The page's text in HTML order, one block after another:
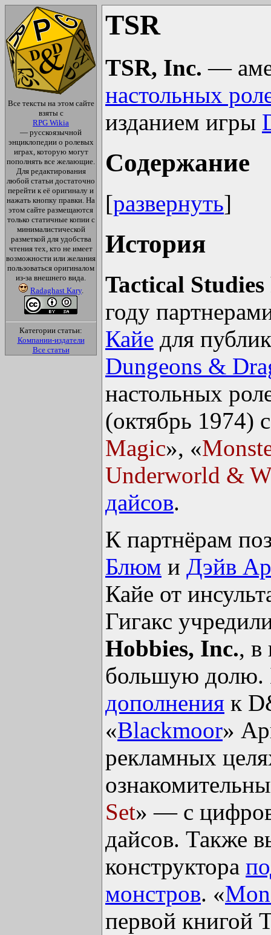
Все тексты на этом сайте
взяты с
RPG Wikia
— русскоязычной
энциклопедии о ролевых
играх, которую могут
пополнять все желающие.
Для редактирования
любой статьи достаточно
перейти к её оригиналу и
нажать кнопку правки. На
этом сайте размещаются
только статичные копии с
минималистической
разметкой для удобства
чтения тех, кто не имеет
возможности или желания
пользоваться оригиналом
из-за внешнего вида.
Radaghast Kary.
Категории статьи:
Компании-издатели
Все статьи
TSR
TSR, Inc. —
настольных
изданием игры
Содержание
[развернуть]
История
Tactical Studies
году
Кайе для
Dungeons &
настольных
(октябрь 1974)
Magic», «
Underworld &
дайсов.
К партнёрам
Блюм и Дэйв
Кайе от
Гигакс
Hobbies, Inc., в
большую долю.
дополнения к
«Blackmoor»
рекламных
Set» — с
дайсов. Также
конструктора
монстров. «
первой книгой